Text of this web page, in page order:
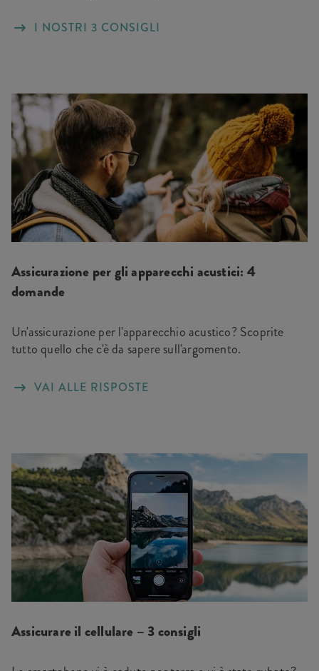
I NOSTRI 3 CONSIGLI
Assicurazione per gli apparecchi acustici: 4
domande
Un'assicurazione per l'apparecchio acustico? Scoprite
tutto quello che c'è da sapere sull'argomento.
VAI ALLE RISPOSTE
Assicurare il cellulare – 3 consigli